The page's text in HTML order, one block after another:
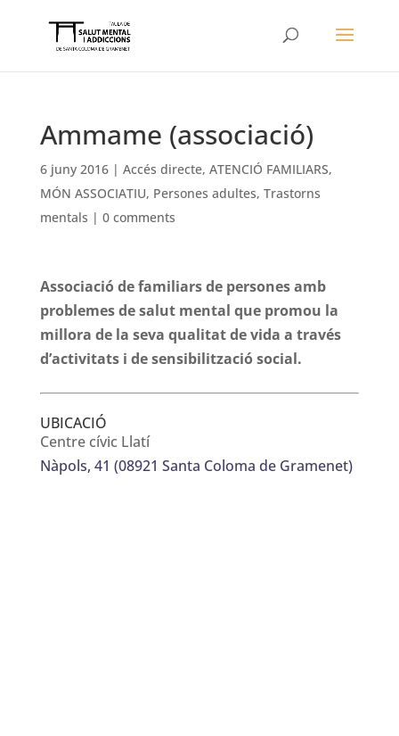
Ammame (associació)
6 juny 2016| Accés directe, ATENCIÓ FAMILIARS,
MÓN ASSOCIATIU, Persones adultes, Trastorns
mentals | 0 comments
Associació de familiars de persones amb
problemes de salut mental que promou la
millora de la seva qualitat de vida a través
d’activitats i de sensibilització social.
UBICACIÓ
Centre cívic Llatí
Nàpols, 41 (08921 Santa Coloma de Gramenet)